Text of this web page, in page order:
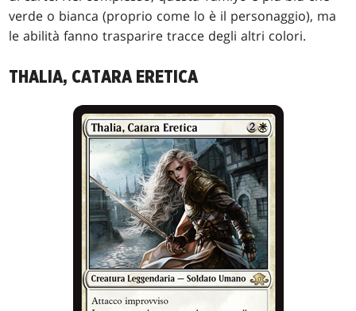
verde o bianca (proprio come lo è il personaggio), ma
le abilità fanno trasparire tracce degli altri colori.
THALIA, CATARA ERETICA